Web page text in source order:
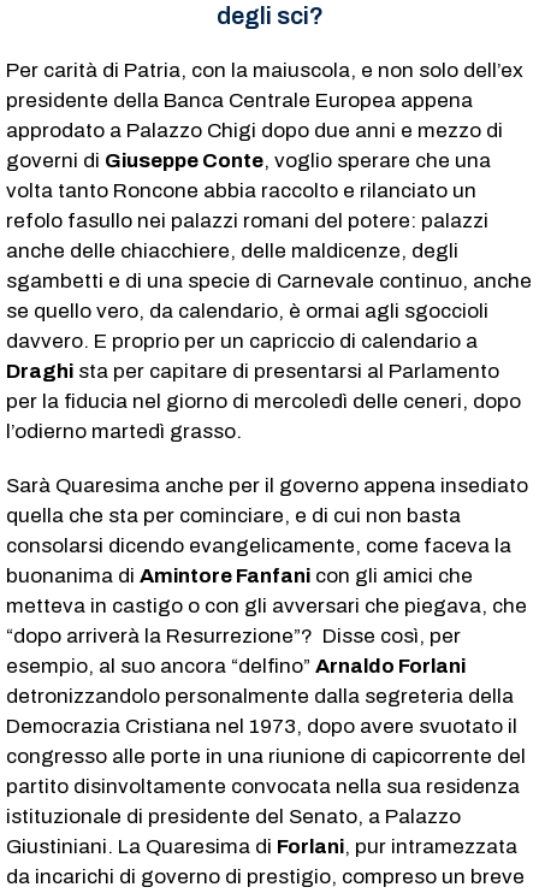
degli sci?
Per carità di Patria, con la maiuscola, e non solo dell’ex
presidente della Banca Centrale Europea appena
approdato a Palazzo Chigi dopo due anni e mezzo di
governi di Giuseppe Conte, voglio sperare che una
volta tanto Roncone abbia raccolto e rilanciato un
refolo fasullo nei palazzi romani del potere: palazzi
anche delle chiacchiere, delle maldicenze, degli
sgambetti e di una specie di Carnevale continuo, anche
se quello vero, da calendario, è ormai agli sgoccioli
davvero. E proprio per un capriccio di calendario a
Draghi sta per capitare di presentarsi al Parlamento
per la fiducia nel giorno di mercoledì delle ceneri, dopo
l’odierno martedì grasso.
Sarà Quaresima anche per il governo appena insediato
quella che sta per cominciare, e di cui non basta
consolarsi dicendo evangelicamente, come faceva la
buonanima di Amintore Fanfani con gli amici che
metteva in castigo o con gli avversari che piegava, che
“dopo arriverà la Resurrezione”? Disse così, per
esempio, al suo ancora “delfino” Arnaldo Forlani
detronizzandolo personalmente dalla segreteria della
Democrazia Cristiana nel 1973, dopo avere svuotato il
congresso alle porte in una riunione di capicorrente del
partito disinvoltamente convocata nella sua residenza
istituzionale di presidente del Senato, a Palazzo
Giustiniani. La Quaresima di Forlani, pur intramezzata
da incarichi di governo di prestigio, compreso un breve